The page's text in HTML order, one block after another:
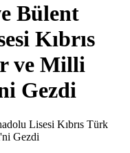
Bülent
Kıbrıs
ve Milli
Gezdi